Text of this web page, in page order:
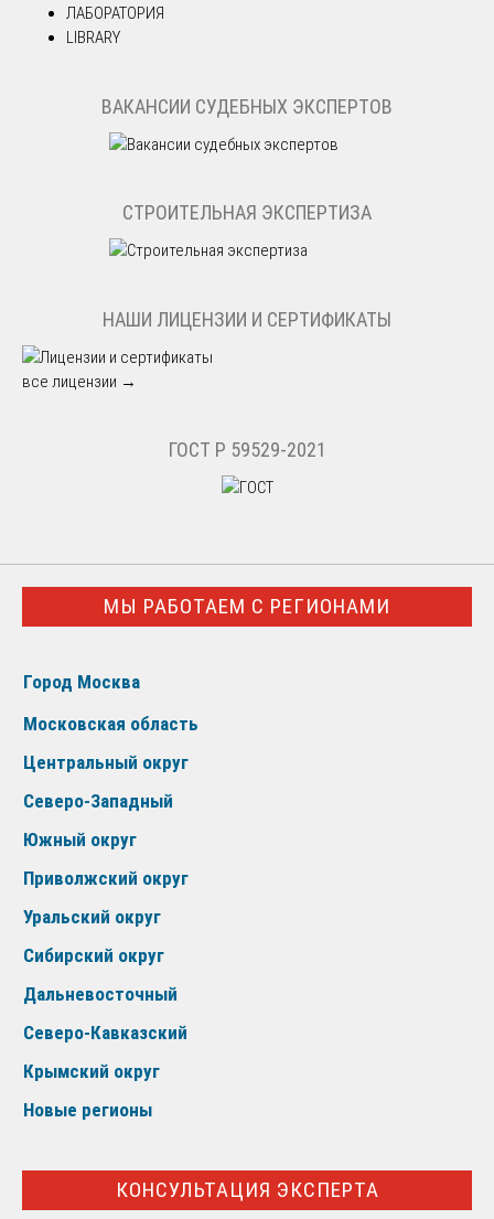
ЛАБОРАТОРИЯ
LIBRARY
ВАКАНСИИ СУДЕБНЫХ ЭКСПЕРТОВ
СТРОИТЕЛЬНАЯ ЭКСПЕРТИЗА
НАШИ ЛИЦЕНЗИИ И СЕРТИФИКАТЫ
все лицензии →
ГОСТ Р 59529-2021
МЫ РАБОТАЕМ С РЕГИОНАМИ
Город Москва
Московская область
Центральный округ
Северо-Западный
Южный округ
Приволжский округ
Уральский округ
Сибирский округ
Дальневосточный
Северо-Кавказский
Крымский округ
Новые регионы
КОНСУЛЬТАЦИЯ ЭКСПЕРТА